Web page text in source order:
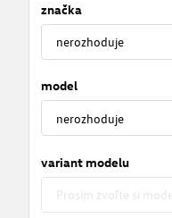
značka
model
variant modelu